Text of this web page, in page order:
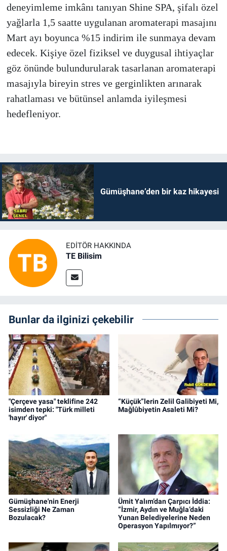
deneyimleme imkânı tanıyan Shine SPA, şifalı özel
yağlarla 1,5 saatte uygulanan aromaterapi masajını
Mart ayı boyunca %15 indirim ile sunmaya devam
edecek. Kişiye özel fiziksel ve duygusal ihtiyaçlar
göz önünde bulundurularak tasarlanan aromaterapi
masajıyla bireyin stres ve gerginlikten arınarak
rahatlaması ve bütünsel anlamda iyileşmesi
hedefleniyor.
Gümüşhane’den bir kaz hikayesi
EDITÖR HAKKINDA
TE Bilisim
Bunlar da ilginizi çekebilir
"Çerçeve yasa" teklifine 242
isimden tepki: "Türk milleti
'hayır' diyor"
“Küçük”lerin Zelil Galibiyeti Mi,
Mağlûbiyetin Asaleti Mi?
Gümüşhane'nin Enerji
Sessizliği Ne Zaman
Bozulacak?
Ümit Yalım’dan Çarpıcı İddia:
“İzmir, Aydın ve Muğla’daki
Yunan Belediyelerine Neden
Operasyon Yapılmıyor?”